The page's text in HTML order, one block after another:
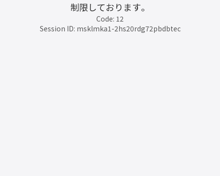
制限しております。
Code: 12
Session ID: msklmka1-2hs20rdg72pbdbtec